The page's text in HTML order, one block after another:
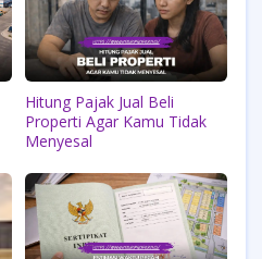
Hitung Pajak Jual Beli
Properti Agar Kamu Tidak
Menyesal